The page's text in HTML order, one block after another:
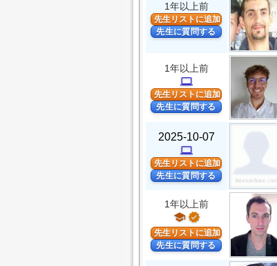
1年以上前
先生リストに追加
先生に質問する
1年以上前
computer
先生リストに追加
先生に質問する
2025-10-07
computer
先生リストに追加
先生に質問する
1年以上前
school verified
先生リストに追加
先生に質問する